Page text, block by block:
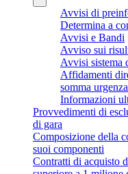
Avvisi di
Determina a
Avvisi e Bandi
Avviso sui
Avvisi sistema
Affidamenti
somma
Informazioni
Provvedimenti di
di gara
Composizione della
suoi componenti
Contratti di acquisto